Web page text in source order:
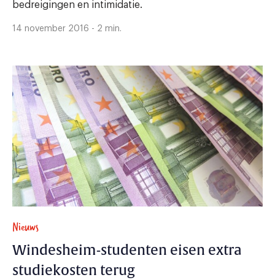
bedreigingen en intimidatie.
14 november 2016 - 2 min.
Nieuws
Windesheim-studenten eisen extra
studiekosten terug